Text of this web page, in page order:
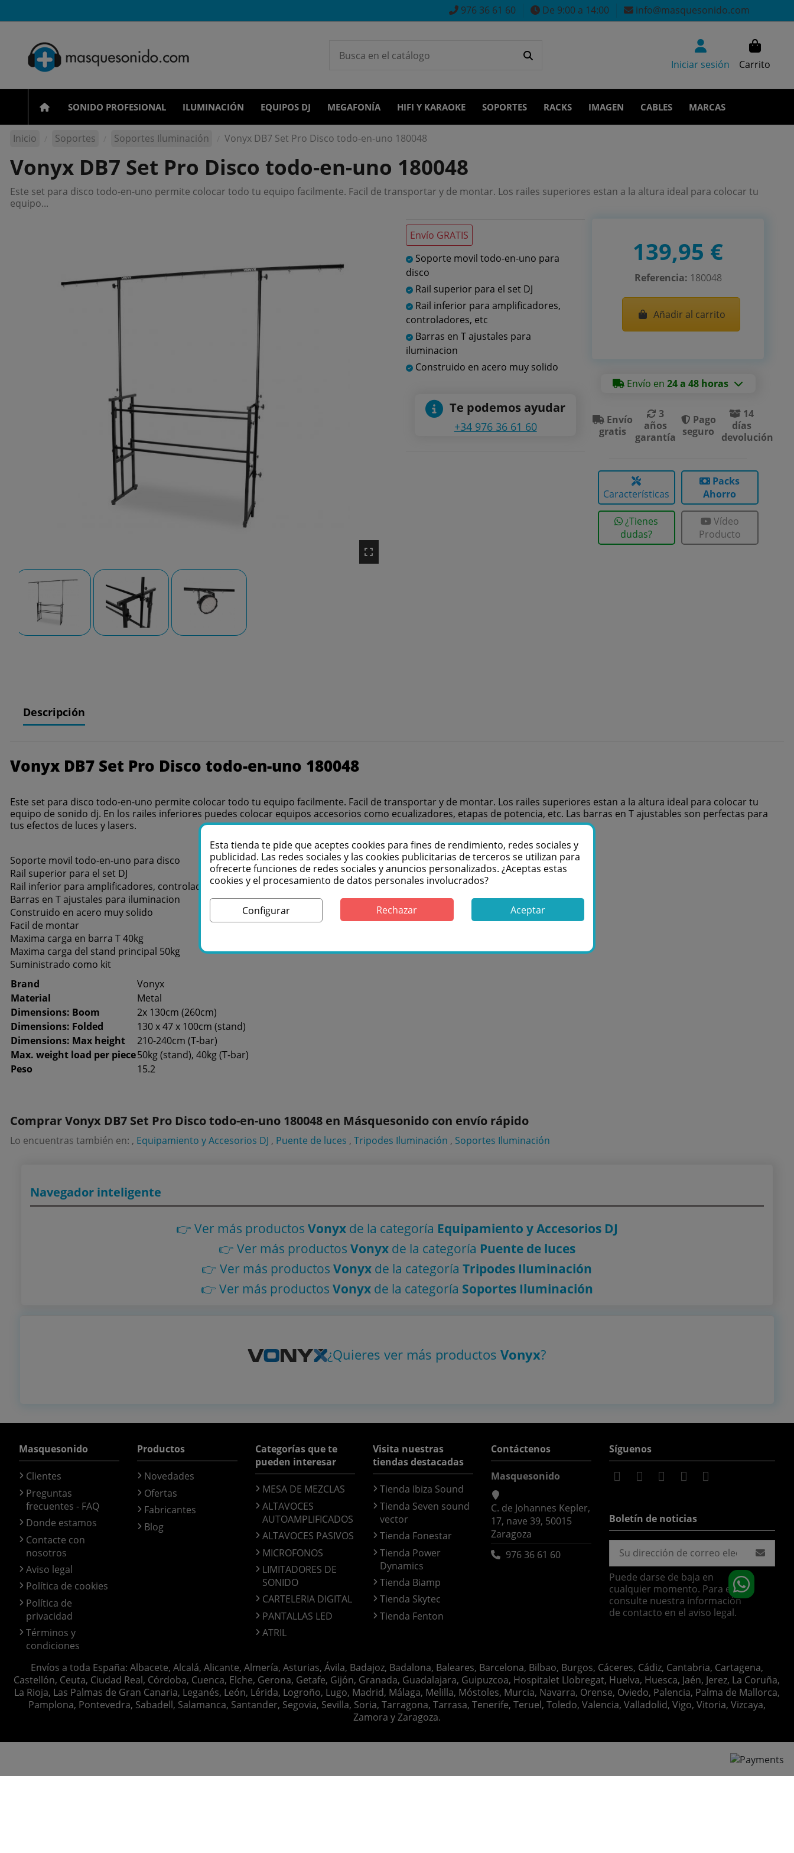
976 36 61 60 De 9:00 a 14:00 info@masquesonido.com
Iniciar sesión Carrito
SONIDO PROFESIONAL ILUMINACIÓN EQUIPOS DJ MEGAFONÍA HIFI Y KARAOKE SOPORTES RACKS IMAGEN CABLES MARCAS
Inicio Soportes Soportes Iluminación Vonyx DB7 Set Pro Disco todo-en-uno 180048
Vonyx DB7 Set Pro Disco todo-en-uno 180048
Este set para disco todo-en-uno permite colocar todo tu equipo facilmente. Facil de transportar y de montar. Los railes superiores estan a la altura ideal para colocar tu
equipo...
Envío GRATIS
Soporte movil todo-en-uno para
disco
Rail superior para el set DJ
Rail inferior para amplificadores,
controladores, etc
Barras en T ajustales para
iluminacion
Construido en acero muy solido
Te podemos ayudar
+34 976 36 61 60
139,95 €
Referencia: 180048
Añadir al carrito
Envío en24 a 48 horas
Envío
gratis
3
años
garantía
Pago
seguro
14
días
devolución
Características
Packs
Ahorro
¿Tienes
dudas?
Vídeo
Producto
Descripción
Vonyx DB7 Set Pro Disco todo-en-uno 180048
Este set para disco todo-en-uno permite colocar todo tu equipo facilmente. Facil de transportar y de montar. Los railes superiores estan a la altura ideal para colocar tu
equipo de sonido dj. En los railes inferiores puedes colocar equipos accesorios como ecualizadores, etapas de potencia, etc. Las barras en T ajustables son perfectas para
tus efectos de luces y lasers.
Soporte movil todo-en-uno para disco
Rail superior para el set DJ
Rail inferior para amplificadores, controladores, etc
Barras en T ajustales para iluminacion
Construido en acero muy solido
Facil de montar
Maxima carga en barra T 40kg
Maxima carga del stand principal 50kg
Suministrado como kit
Brand
Vonyx
Material
Metal
Dimensions: Boom
2x 130cm (260cm)
Dimensions: Folded
130 x 47 x 100cm (stand)
Dimensions: Max height
210-240cm (T-bar)
Max. weight load per piece50kg (stand), 40kg (T-bar)
Peso
15.2
Comprar Vonyx DB7 Set Pro Disco todo-en-uno 180048 en Másquesonido con envío rápido
Lo encuentras también en: , Equipamiento y Accesorios DJ , Puente de luces , Tripodes Iluminación , Soportes Iluminación
Navegador inteligente
👉 Ver más productos Vonyxde la categoría Equipamiento y Accesorios DJ
👉 Ver más productos Vonyxde la categoría Puente de luces
👉 Ver más productosVonyx de la categoríaTripodes Iluminación
👉 Ver más productos Vonyxde la categoría Soportes Iluminación
¿Quieres ver más productosVonyx?
Masquesonido
Clientes
Preguntas
frecuentes - FAQ
Donde estamos
Contacte con
nosotros
Aviso legal
Política de cookies
Política de
privacidad
Términos y
condiciones
Productos
Novedades
Ofertas
Fabricantes
Blog
Categorías que te
pueden interesar
MESA DE MEZCLAS
ALTAVOCES
AUTOAMPLIFICADOS
ALTAVOCES PASIVOS
MICROFONOS
LIMITADORES DE
SONIDO
CARTELERIA DIGITAL
PANTALLAS LED
ATRIL
Visita nuestras
tiendas destacadas
Tienda Ibiza Sound
Tienda Seven sound
vector
Tienda Fonestar
Tienda Power
Dynamics
Tienda Biamp
Tienda Skytec
Tienda Fenton
Contáctenos
Masquesonido
C. de Johannes Kepler,
17, nave 39, 50015
Zaragoza
976 36 61 60
Síguenos
Boletín de noticias
Puede darse de baja en
cualquier momento. Para ello,
consulte nuestra información
de contacto en el aviso legal.
Envíos a toda España: Albacete, Alcalá, Alicante, Almería, Asturias, Ávila, Badajoz, Badalona, Baleares, Barcelona, Bilbao, Burgos, Cáceres, Cádiz, Cantabria, Cartagena,
Castellón, Ceuta, Ciudad Real, Córdoba, Cuenca, Elche, Gerona, Getafe, Gijón, Granada, Guadalajara, Guipuzcoa, Hospitalet Llobregat, Huelva, Huesca, Jaén, Jerez, La Coruña,
La Rioja, Las Palmas de Gran Canaria, Leganés, León, Lérida, Logroño, Lugo, Madrid, Málaga, Melilla, Móstoles, Murcia, Navarra, Orense, Oviedo, Palencia, Palma de Mallorca,
Pamplona, Pontevedra, Sabadell, Salamanca, Santander, Segovia, Sevilla, Soria, Tarragona, Tarrasa, Tenerife, Teruel, Toledo, Valencia, Valladolid, Vigo, Vitoria, Vizcaya,
Zamora y Zaragoza.
Esta tienda te pide que aceptes cookies para fines de rendimiento, redes sociales y
publicidad. Las redes sociales y las cookies publicitarias de terceros se utilizan para
ofrecerte funciones de redes sociales y anuncios personalizados. ¿Aceptas estas
cookies y el procesamiento de datos personales involucrados?
Configurar Rechazar Aceptar